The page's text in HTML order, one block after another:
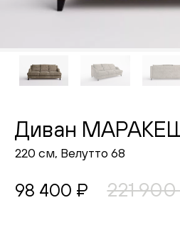
Комоды
Тумбы
Пуфы и банкетки
Подушки
Диван
220 см, Велутто 68
98 400 ₽ 221